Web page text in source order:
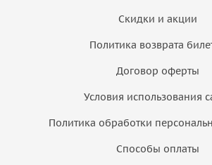
Скидки и акции
Политика возврата
Договор оферты
Условия использования
Политика обработки
Способы оплаты